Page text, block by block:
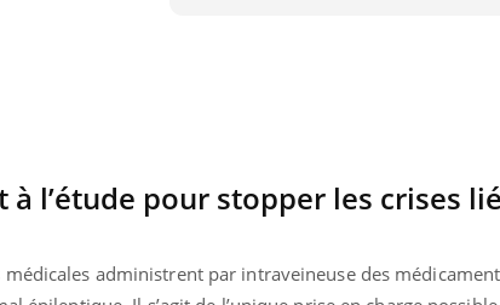
l’étude pour stopper les crises
administrent par intraveineuse des